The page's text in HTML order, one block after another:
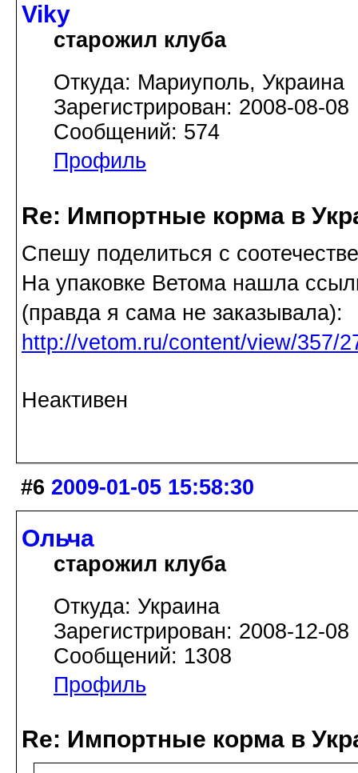
Viky
старожил клуба
Откуда: Мариуполь, Украина
Зарегистрирован: 2008-08-08
Сообщений: 574
Профиль
Re: Импортные корма в
Спешу поделиться с
На упаковке Ветома нашла
(правда я сама не заказывала):
http://vetom.ru/content/view/357/
Неактивен
#6 2009-01-05 15:58:30
Ольча
старожил клуба
Откуда: Украина
Зарегистрирован: 2008-12-08
Сообщений: 1308
Профиль
Re: Импортные корма в